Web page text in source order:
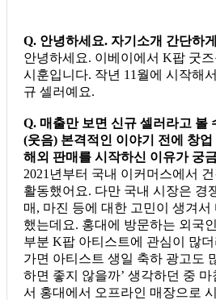
Q. 안녕하세요. 자기소개 간단하
안녕하세요. 이베이에서 K팝 굿
시훈입니다. 작년 11월에 시작해
규 셀러예요.
Q. 매출만 보면 신규 셀러라고 볼
(웃음) 본격적인 이야기 전에 창
해외 판매를 시작하신 이유가 궁
2021년부터 국내 이커머스에서
활동했어요. 다만 국내 시장은 경
매, 마진 등에 대한 고민이 생겨서
했는데요. 홍대에 방문하는 외국
부분 K팝 아티스트에 관심이 많
가면 아티스트 생일 축하 광고도
하면 좋지 않을까’ 생각하던 중
서 홍대에서 오프라인 매장으로